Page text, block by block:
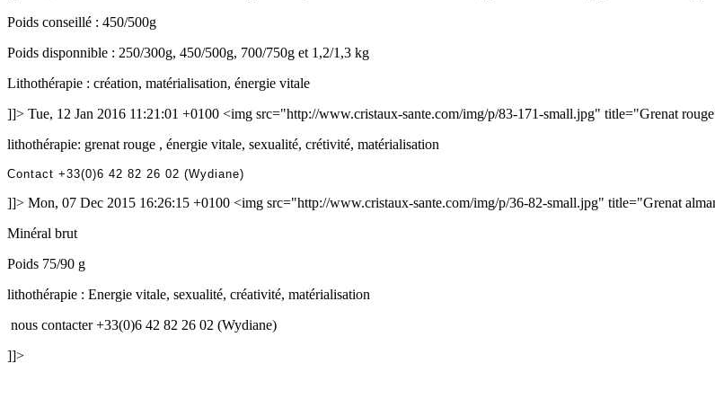
Poids conseillé : 450/500g
Poids disponnible : 250/300g, 450/500g, 700/750g et 1,2/1,3 kg
Lithothérapie : création, matérialisation, énergie vitale
]]> Tue, 12 Jan 2016 11:21:01 +0100 <img src="http://www.cristaux-sante.com/img/p/83-171-small.jpg" title="Grenat
lithothérapie: grenat rouge , énergie vitale, sexualité, crétivité, matérialisation
Contact +33(0)6 42 82 26 02 (Wydiane)
]]> Mon, 07 Dec 2015 16:26:15 +0100 <img src="http://www.cristaux-sante.com/img/p/36-82-small.jpg" title="Grenat
Minéral brut
Poids 75/90 g
lithothérapie : Energie vitale, sexualité, créativité, matérialisation
nous contacter +33(0)6 42 82 26 02 (Wydiane)
]]>